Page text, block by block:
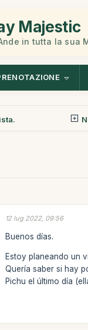
Majestic
in tutta la sua
12 lug 2022, 09:56
Buenos días.
Estoy planeando un
Quería saber si hay
Pichu el último día